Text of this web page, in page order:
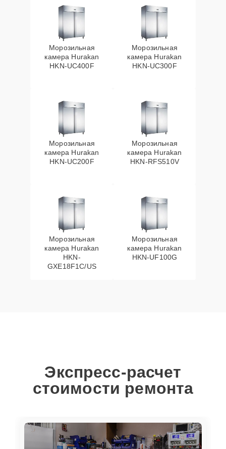
Морозильная
камера Hurakan
HKN-UC400F
Морозильная
камера Hurakan
HKN-UC300F
Морозильная
камера Hurakan
HKN-UC200F
Морозильная
камера Hurakan
HKN-RFS510V
Морозильная
камера Hurakan
HKN-
GXE18F1C/US
Морозильная
камера Hurakan
HKN-UF100G
Экспресс-расчет
стоимости ремонта